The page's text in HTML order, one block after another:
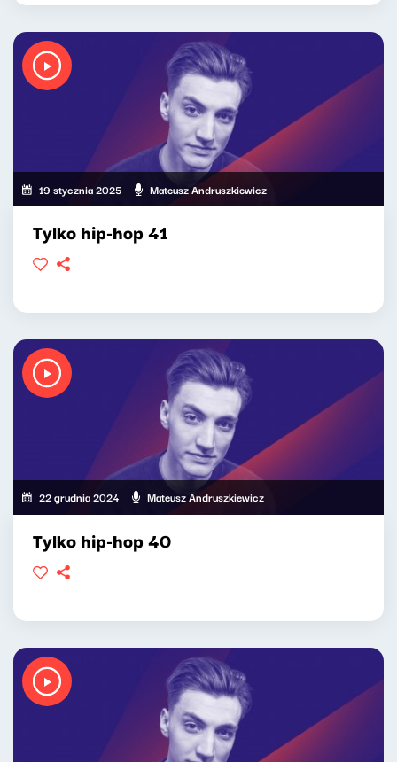
19 stycznia 2025 Mateusz Andruszkiewicz
Tylko hip-hop 41
22 grudnia 2024 Mateusz Andruszkiewicz
Tylko hip-hop 40